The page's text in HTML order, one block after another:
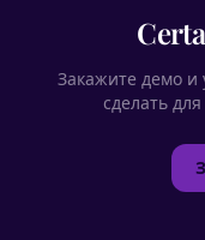
Закажите демо и
сделать